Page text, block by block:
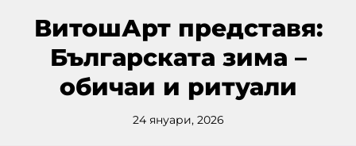
ВитошАрт представя:
Българската зима –
обичаи и ритуали
24 януари, 2026